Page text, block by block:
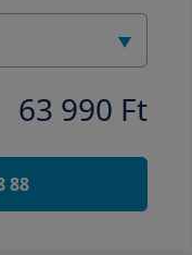
63 990 Ft
88